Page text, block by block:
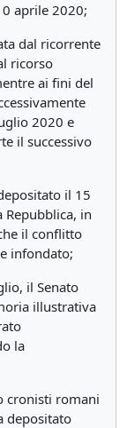
aprile 2020;
dal ricorrente
ricorso
ai fini del
2020 e
il successivo
il 15
in
il conflitto
infondato;
il Senato
illustrativa
la
cronisti romani
depositato